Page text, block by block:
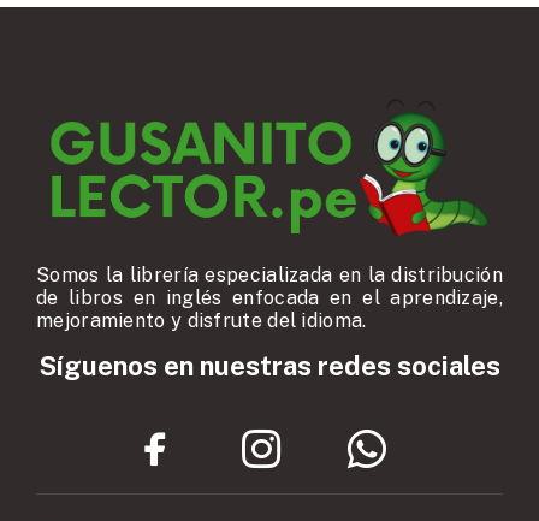
Somos la librería especializada en la distribución
de libros en inglés enfocada en el aprendizaje,
mejoramiento y disfrute del idioma.
Síguenos en nuestras redes sociales